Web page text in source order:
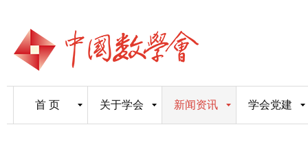
首 页 关于学会 新闻资讯 学会党建